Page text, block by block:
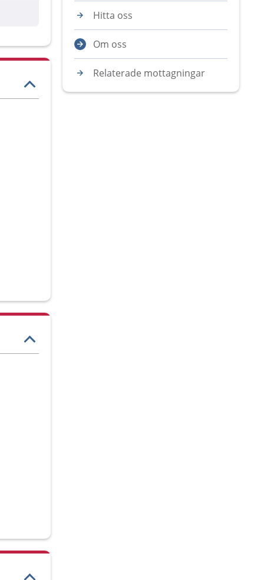
Hitta oss
Om oss
Relaterade mottagningar